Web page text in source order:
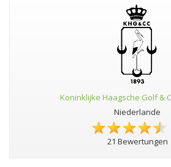
Koninklijke Haagsche Golf &
Niederlande
21 Bewertungen